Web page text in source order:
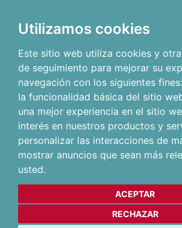
Utilizamos cookies
Este sitio web utiliza cookies y
de seguimiento para mejorar su
navegación con los siguientes fines:
la funcionalidad básica del sitio
una mejor experiencia en el sitio
interés en nuestros productos y
personalizar las interacciones de
mostrar anuncios que sean más
usted.
ACEPTAR
RECHAZAR